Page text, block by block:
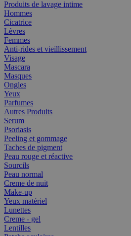
Produits de lavage intime
Hommes
Cicatrice
Lèvres
Femmes
Anti-rides et vieillissement
Visage
Mascara
Masques
Ongles
Yeux
Parfumes
Autres Produits
Serum
Psoriasis
Peeling et gommage
Taches de pigment
Peau rouge et réactive
Sourcils
Peau normal
Creme de nuit
Make-up
Yeux matériel
Lunettes
Creme - gel
Lentilles